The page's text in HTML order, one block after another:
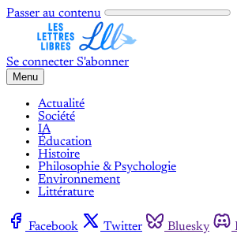
Passer au contenu
Se connecter S'abonner
Menu
Actualité
Société
IA
Éducation
Histoire
Philosophie & Psychologie
Environnement
Littérature
Facebook Twitter Bluesky